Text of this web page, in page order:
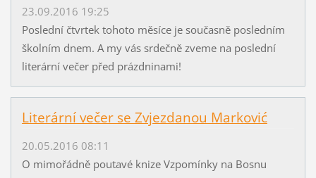
23.09.2016 19:25
Poslední čtvrtek tohoto měsíce je současně posledním
školním dnem. A my vás srdečně zveme na poslední
literární večer před prázdninami!
Literární večer se Zvjezdanou Marković
20.05.2016 08:11
O mimořádně poutavé knize Vzpomínky na Bosnu